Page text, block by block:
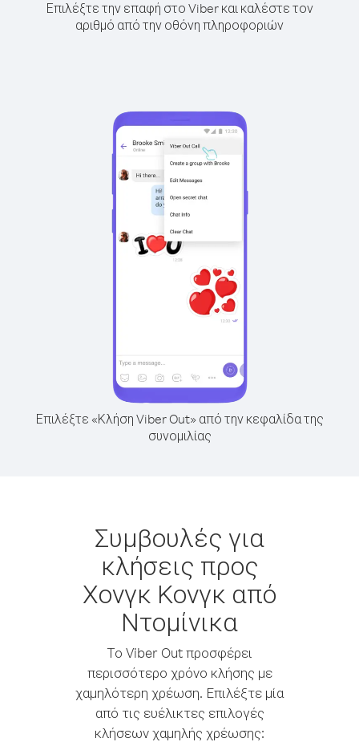
Επιλέξτε την επαφή στο Viber και καλέστε τον
αριθμό από την οθόνη πληροφοριών
Επιλέξτε «Κλήση Viber Out» από την κεφαλίδα της
συνομιλίας
Συμβουλές για
κλήσεις προς
Χονγκ Κονγκ από
Ντομίνικα
Το Viber Out προσφέρει
περισσότερο χρόνο κλήσης με
χαμηλότερη χρέωση. Επιλέξτε μία
από τις ευέλικτες επιλογές
κλήσεων χαμηλής χρέωσης: